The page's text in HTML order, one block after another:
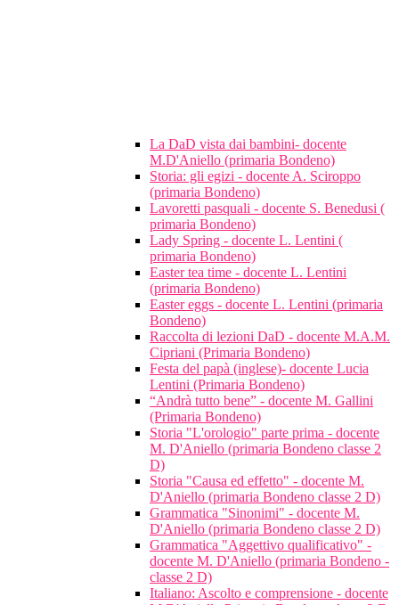
La DaD vista dai bambini- docente
M.D'Aniello (primaria Bondeno)
Storia: gli egizi - docente A. Sciroppo
(primaria Bondeno)
Lavoretti pasquali - docente S. Benedusi (
primaria Bondeno)
Lady Spring - docente L. Lentini (
primaria Bondeno)
Easter tea time - docente L. Lentini
(primaria Bondeno)
Easter eggs - docente L. Lentini (primaria
Bondeno)
Raccolta di lezioni DaD - docente M.A.M.
Cipriani (Primaria Bondeno)
Festa del papà (inglese)- docente Lucia
Lentini (Primaria Bondeno)
“Andrà tutto bene” - docente M. Gallini
(Primaria Bondeno)
Storia "L'orologio" parte prima - docente
M. D'Aniello (primaria Bondeno classe 2
D)
Storia "Causa ed effetto" - docente M.
D'Aniello (primaria Bondeno classe 2 D)
Grammatica "Sinonimi" - docente M.
D'Aniello (primaria Bondeno classe 2 D)
Grammatica "Aggettivo qualificativo" -
docente M. D'Aniello (primaria Bondeno -
classe 2 D)
Italiano: Ascolto e comprensione - docente